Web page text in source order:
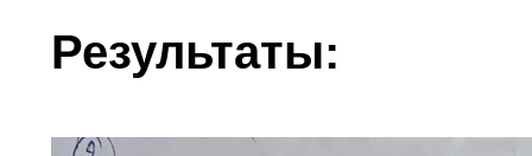
Результаты: